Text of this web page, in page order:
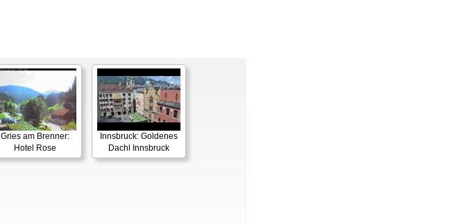
Gries am Brenner:
Hotel Rose
Innsbruck: Goldenes
Dachl Innsbruck